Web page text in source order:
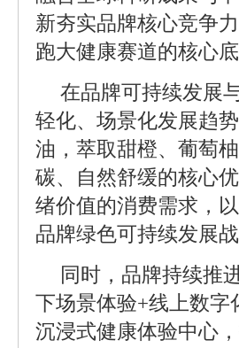
新夯实品牌核心竞争
跑大健康赛道的核心底
在品牌可持续发展
轻化、场景化发展趋
油，萃取甜橙、葡萄
碳、自然舒缓的核心
绪价值的消费需求，
品牌绿色可持续发展战
同时，品牌持续推
下场景体验+线上数字
沉浸式健康体验中心